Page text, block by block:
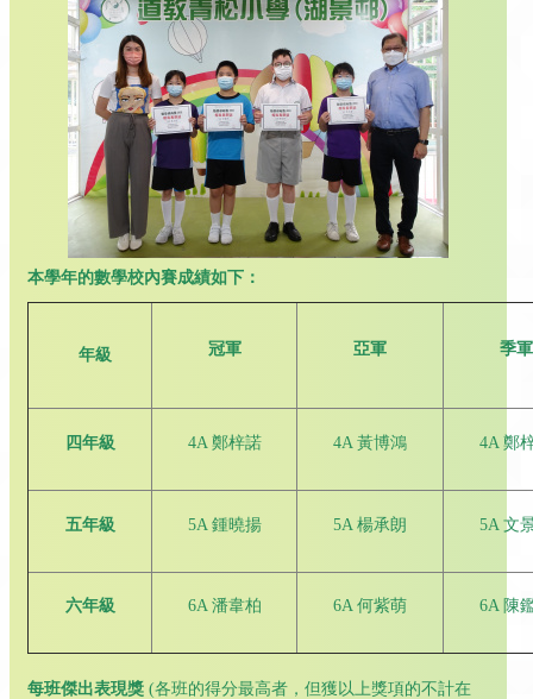
本學年的數學校內賽成績如下：
年級 冠軍 亞軍 季軍
四年級 4A 鄭梓諾 4A 黃博鴻 4A 鄭
五年級 5A 鍾曉揚 5A 楊承朗 5A 文
六年級 6A 潘韋柏 6A 何紫萌 6A 陳
每班傑出表現獎 (各班的得分最高者，但獲以上獎項的不計在